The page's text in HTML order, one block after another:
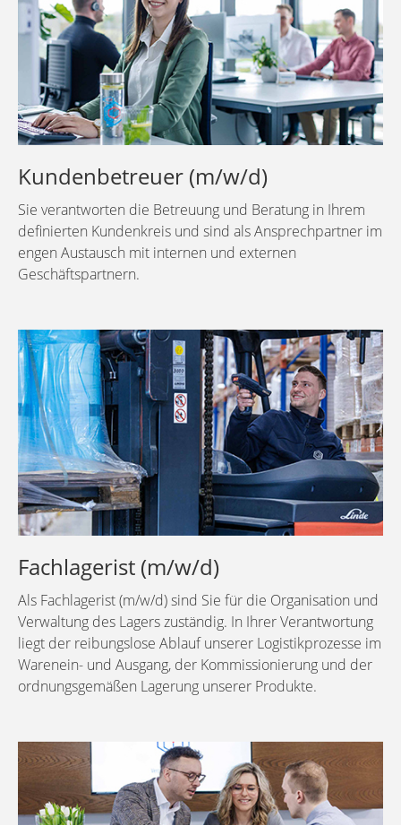
Kundenbetreuer (m/w/d)
Sie verantworten die Betreuung und Beratung in Ihrem
definierten Kundenkreis und sind als Ansprechpartner im
engen Austausch mit internen und externen
Geschäftspartnern.
Fachlagerist (m/w/d)
Als Fachlagerist (m/w/d) sind Sie für die Organisation und
Verwaltung des Lagers zuständig. In Ihrer Verantwortung
liegt der reibungslose Ablauf unserer Logistikprozesse im
Warenein- und Ausgang, der Kommissionierung und der
ordnungsgemäßen Lagerung unserer Produkte.